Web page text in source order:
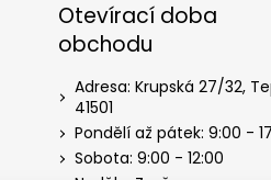
Otevírací doba
obchodu
Adresa: Krupská 27/32,
41501
Pondělí až pátek: 9:00 -
Sobota: 9:00 - 12:00